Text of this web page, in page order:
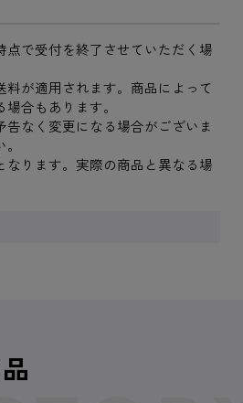
で受付を終了させていただく場
が適用されます。商品によって
合もあります。
なく変更になる場合がございま
ります。実際の商品と異なる場